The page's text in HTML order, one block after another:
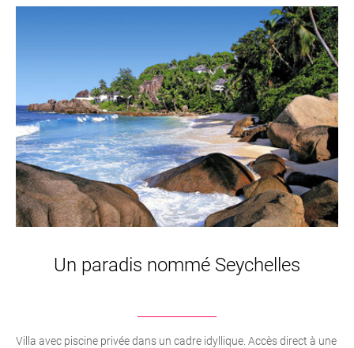
Un paradis nommé Seychelles
Villa avec piscine privée dans un cadre idyllique. Accès direct à une